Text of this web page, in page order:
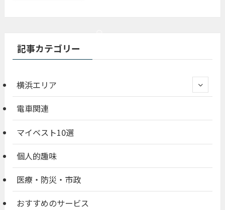
記事カテゴリー
横浜エリア
電車関連
マイベスト10選
個人的趣味
医療・防災・市政
おすすめのサービス